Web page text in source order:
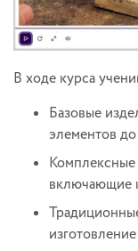
В ходе курса
Базовые
элементов
включающие